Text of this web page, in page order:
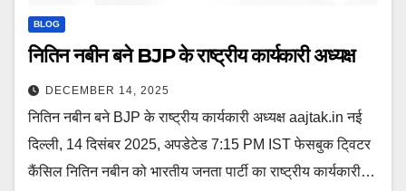
BLOG
नितिन नबीन बने BJP के राष्ट्रीय कार्यकारी अध्यक्ष
DECEMBER 14, 2025
नितिन नबीन बने BJP के राष्ट्रीय कार्यकारी अध्यक्ष aajtak.in नई
दिल्ली, 14 दिसंबर 2025, अपडेटेड 7:15 PM IST फेसबुक टि्वटर
कैंसिल नितिन नबीन को भारतीय जनता पार्टी का राष्ट्रीय कार्यकारी…